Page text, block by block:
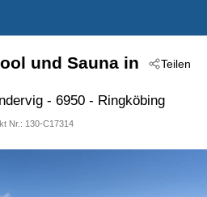
Teilen
und Sauna in
- 6950 - Ringköbing
Nr.: 130-C17314